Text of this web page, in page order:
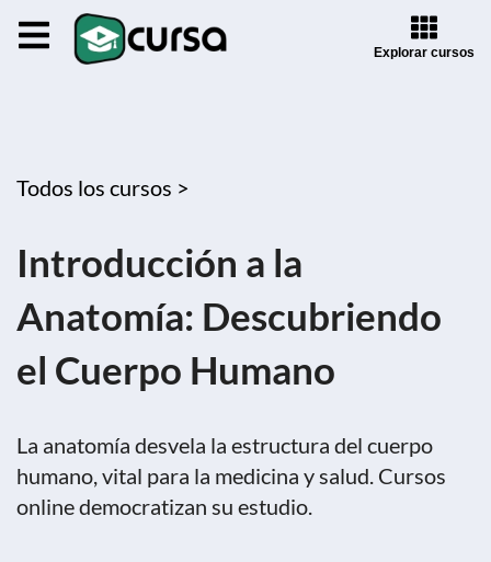
Explorar cursos
Todos los cursos >
Introducción a la
Anatomía: Descubriendo
el Cuerpo Humano
La anatomía desvela la estructura del cuerpo
humano, vital para la medicina y salud. Cursos
online democratizan su estudio.